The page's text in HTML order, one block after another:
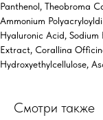
Panthenol, Theobroma
Ammonium
Hyaluronic Acid,
Extract, Corallina
Hydroxyethylcellulose,
Смотри также